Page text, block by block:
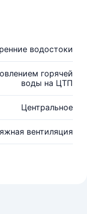
водостоки
горячей
воды на ЦТП
Центральное
вентиляция